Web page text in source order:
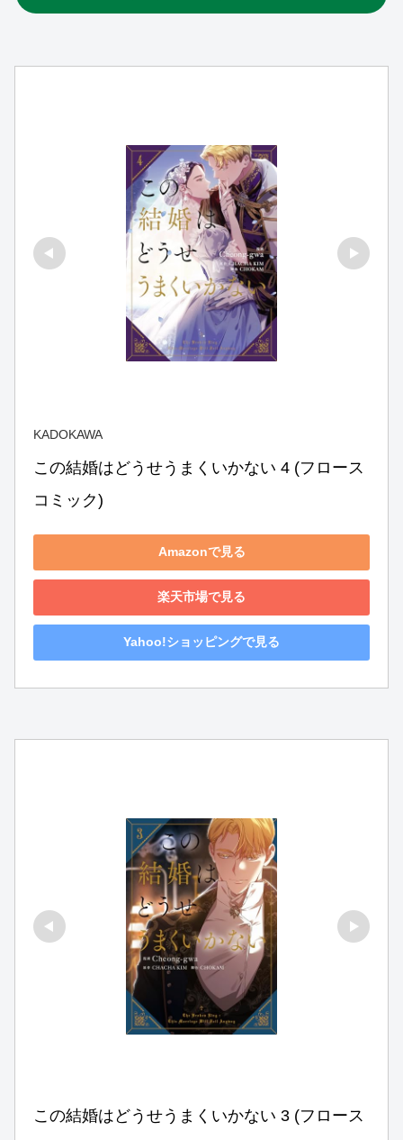
KADOKAWA
この結婚はどうせうまくいかない 4 (フロース
コミック)
Amazonで見る
楽天市場で見る
Yahoo!ショッピングで見る
この結婚はどうせうまくいかない 3 (フロース